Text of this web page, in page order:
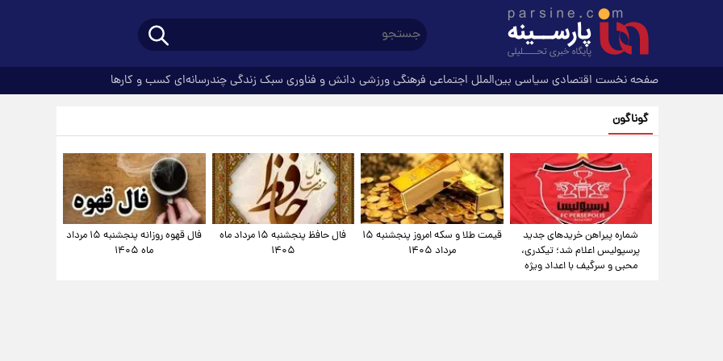
صفحه نخست اقتصادی سیاسی بین‌الملل اجتماعی فرهنگیورزشی دانش و فناوری سبک زندگیچندرسانه‌ای کسب و کارها
گوناگون
شماره پیراهن خریدهای جدید
پرسپولیس اعلام شد؛ تیکدری،
محبی و سرگیف با اعداد ویژه
قیمت طلا و سکه امروز پنجشنبه ۱۵
مرداد ۱۴۰۵
فال حافظ پنجشنبه ۱۵ مرداد ماه
۱۴۰۵
فال قهوه روزانه پنجشنبه ۱۵ مرداد
ماه ۱۴۰۵